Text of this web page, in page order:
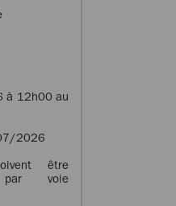
à 12h00 au
2026
être
par voie